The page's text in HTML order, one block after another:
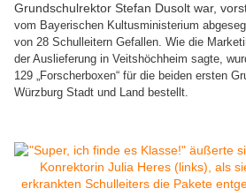
Grundschulrektor Stefan Dusolt war,
vom Bayerischen Kultusministerium
von 28 Schulleitern Gefallen. Wie die
der Auslieferung in Veitshöchheim sagte,
129 „Forscherboxen“ für die beiden ersten
Würzburg Stadt und Land bestellt.